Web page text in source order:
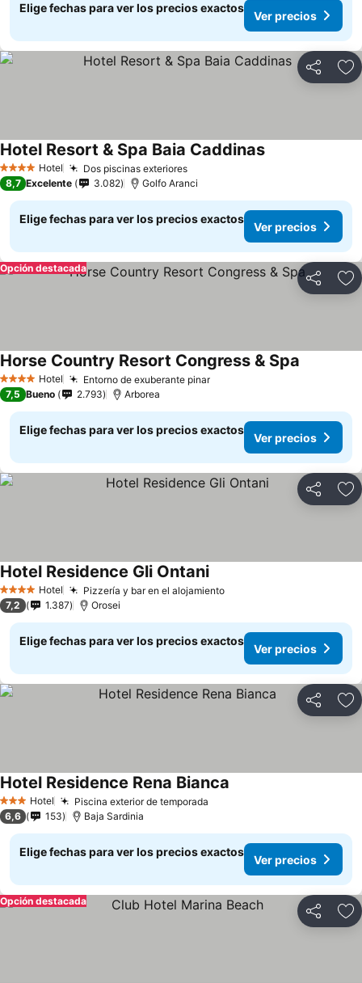
Elige fechas para ver los precios exactos
Ver precios
Compartir
4 EstrellasHotel Dos piscinas exteriores
Hotel Resort & Spa Baia Caddinas
8,7 Excelente 3.082 Golfo Aranci
Elige fechas para ver los precios exactos
Ver precios
Compartir
Opción destacada
4 EstrellasHotel Entorno de exuberante pinar
Horse Country Resort Congress & Spa
7,5 Bueno 2.793 Arborea
Elige fechas para ver los precios exactos
Ver precios
Compartir
4 EstrellasHotel Pizzería y bar en el alojamiento
Hotel Residence Gli Ontani
7,2 1.387 Orosei
Elige fechas para ver los precios exactos
Ver precios
Compartir
3 Estrellas
Hotel Piscina exterior de temporada
Hotel Residence Rena Bianca
6,6 153 Baja Sardinia
Elige fechas para ver los precios exactos
Ver precios
Compartir
Opción destacada